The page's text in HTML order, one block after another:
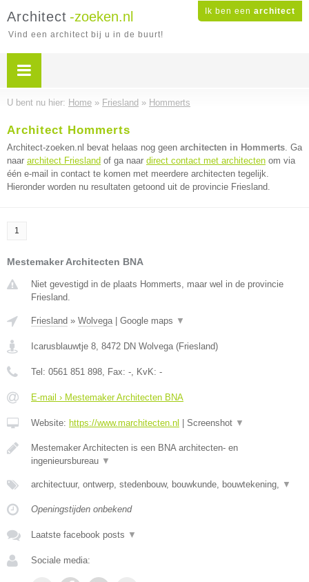
Ik ben een architect
Architect -zoeken.nl
Vind een architect bij u in de buurt!
U bent nu hier: Home » Friesland » Hommerts
Architect Hommerts
Architect-zoeken.nl bevat helaas nog geen architecten in Hommerts. Ga
naar architect Friesland of ga naar direct contact met architecten om via
één e-mail in contact te komen met meerdere architecten tegelijk.
Hieronder worden nu resultaten getoond uit de provincie Friesland.
1
Mestemaker Architecten BNA
Niet gevestigd in de plaats Hommerts, maar wel in de provincie
Friesland.
Friesland » Wolvega| Google maps ▼
Icarusblauwtje 8, 8472 DN Wolvega(Friesland)
Tel: 0561 851 898, Fax: -, KvK: -
E-mail › Mestemaker Architecten BNA
Website: https://www.marchitecten.nl Screenshot ▼
Mestemaker Architecten is een BNA architecten- en
ingenieursbureau ▼
architectuur, ontwerp, stedenbouw, bouwkunde, bouwtekening, ▼
Openingstijden onbekend
Laatste facebook posts ▼
Sociale media: